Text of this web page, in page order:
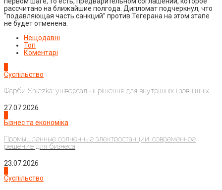
рассчитано на ближайшие полгода. Дипломат подчеркнул, что
“подавляющая часть санкций” против Тегерана на этом этапе
не будет отменена.
Нещодавні
Топ
Коментарі
Суспільство
Фарби Sniezka: універсальні рішення для внутрішніх і зовнішніх...
27.07.2026
Бізнес та економіка
Промышленные солнечные электростанции: современное
решение для бизнеса
23.07.2026
Суспільство